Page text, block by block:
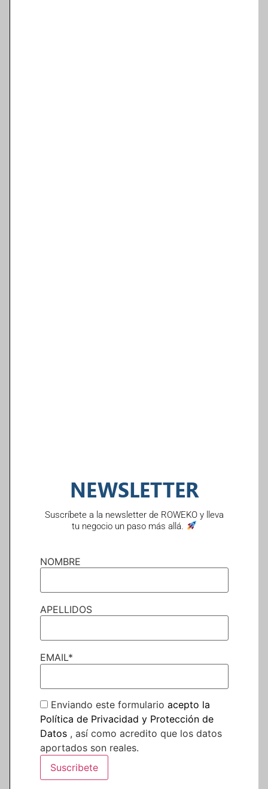
NEWSLETTER
Suscríbete a la newsletter de ROWEKO y lleva
tu negocio un paso más allá.
NOMBRE
APELLIDOS
EMAIL*
Enviando este formulario acepto la
Política de Privacidad y Protección de
Datos, así como acredito que los datos
aportados son reales.